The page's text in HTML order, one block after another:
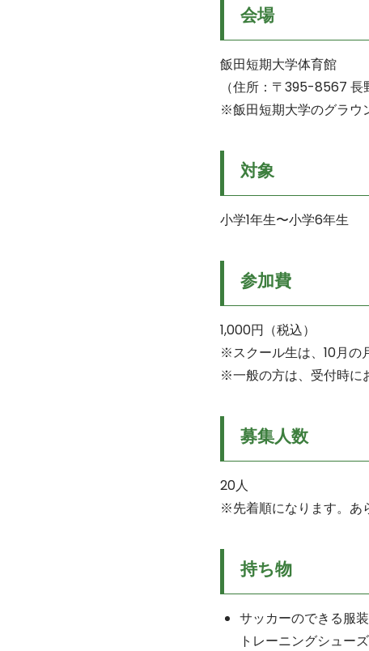
会場
飯田短期大学体育館
（住所：〒395-8567 長
※飯田短期大学のグラウ
対象
小学1年生〜小学6年生
参加費
1,000円（税込）
※スクール生は、10月の
※一般の方は、受付時に
募集人数
20人
※先着順になります。あ
持ち物
サッカーのできる服
トレーニングシュー